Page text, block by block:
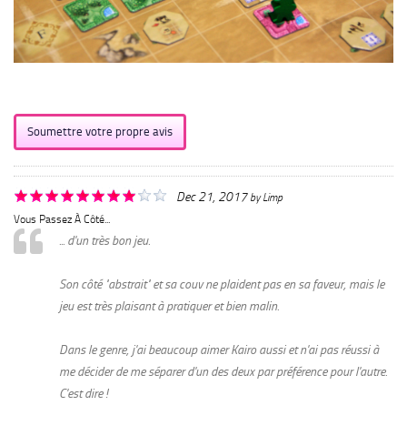
Soumettre votre propre avis
Dec 21, 2017byLimp
Vous Passez À Côté...
... d'un très bon jeu.
Son côté "abstrait" et sa couv ne plaident pas en sa faveur, mais le
jeu est très plaisant à pratiquer et bien malin.
Dans le genre, j'ai beaucoup aimer Kairo aussi et n'ai pas réussi à
me décider de me séparer d'un des deux par préférence pour l'autre.
C'est dire !